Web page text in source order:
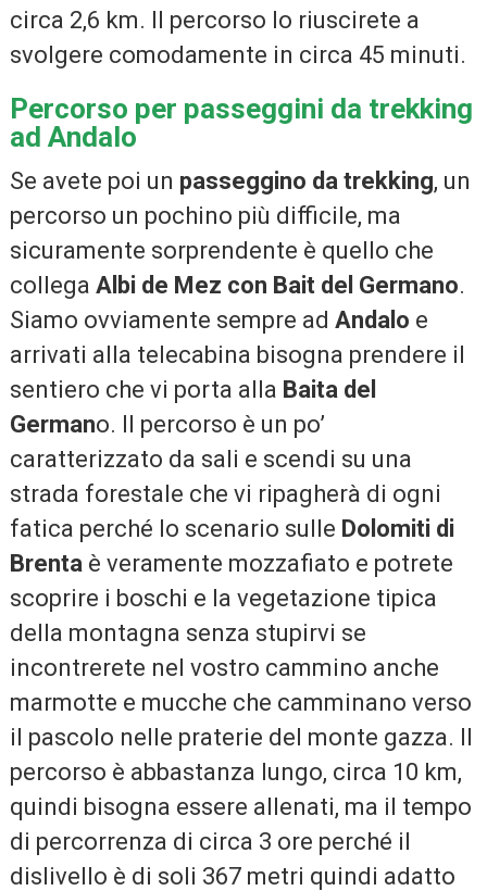
circa 2,6 km. Il percorso lo riuscirete a
svolgere comodamente in circa 45 minuti.
Percorso per passeggini da trekking
ad Andalo
Se avete poi un passeggino da trekking, un
percorso un pochino più difficile, ma
sicuramente sorprendente è quello che
collega Albi de Mez con Bait del Germano.
Siamo ovviamente sempre ad Andalo e
arrivati alla telecabina bisogna prendere il
sentiero che vi porta alla Baita del
Germano. Il percorso è un po’
caratterizzato da sali e scendi su una
strada forestale che vi ripagherà di ogni
fatica perché lo scenario sulle Dolomiti di
Brenta è veramente mozzafiato e potrete
scoprire i boschi e la vegetazione tipica
della montagna senza stupirvi se
incontrerete nel vostro cammino anche
marmotte e mucche che camminano verso
il pascolo nelle praterie del monte gazza. Il
percorso è abbastanza lungo, circa 10 km,
quindi bisogna essere allenati, ma il tempo
di percorrenza di circa 3 ore perché il
dislivello è di soli 367 metri quindi adatto